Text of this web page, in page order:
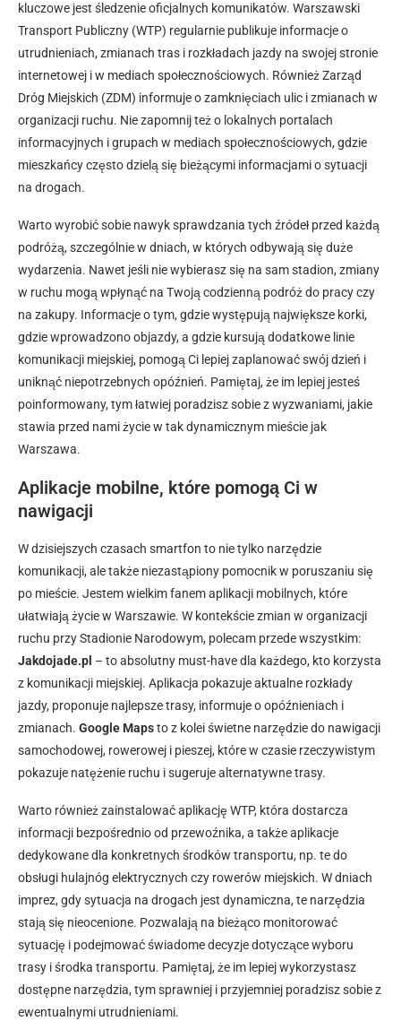
kluczowe jest śledzenie oficjalnych komunikatów. Warszawski
Transport Publiczny (WTP) regularnie publikuje informacje o
utrudnieniach, zmianach tras i rozkładach jazdy na swojej stronie
internetowej i w mediach społecznościowych. Również Zarząd
Dróg Miejskich (ZDM) informuje o zamknięciach ulic i zmianach w
organizacji ruchu. Nie zapomnij też o lokalnych portalach
informacyjnych i grupach w mediach społecznościowych, gdzie
mieszkańcy często dzielą się bieżącymi informacjami o sytuacji
na drogach.
Warto wyrobić sobie nawyk sprawdzania tych źródeł przed każdą
podróżą, szczególnie w dniach, w których odbywają się duże
wydarzenia. Nawet jeśli nie wybierasz się na sam stadion, zmiany
w ruchu mogą wpłynąć na Twoją codzienną podróż do pracy czy
na zakupy. Informacje o tym, gdzie występują największe korki,
gdzie wprowadzono objazdy, a gdzie kursują dodatkowe linie
komunikacji miejskiej, pomogą Ci lepiej zaplanować swój dzień i
uniknąć niepotrzebnych opóźnień. Pamiętaj, że im lepiej jesteś
poinformowany, tym łatwiej poradzisz sobie z wyzwaniami, jakie
stawia przed nami życie w tak dynamicznym mieście jak
Warszawa.
Aplikacje mobilne, które pomogą Ci w
nawigacji
W dzisiejszych czasach smartfon to nie tylko narzędzie
komunikacji, ale także niezastąpiony pomocnik w poruszaniu się
po mieście. Jestem wielkim fanem aplikacji mobilnych, które
ułatwiają życie w Warszawie. W kontekście zmian w organizacji
ruchu przy Stadionie Narodowym, polecam przede wszystkim:
Jakdojade.pl – to absolutny must-have dla każdego, kto korzysta
z komunikacji miejskiej. Aplikacja pokazuje aktualne rozkłady
jazdy, proponuje najlepsze trasy, informuje o opóźnieniach i
zmianach. Google Mapsto z kolei świetne narzędzie do nawigacji
samochodowej, rowerowej i pieszej, które w czasie rzeczywistym
pokazuje natężenie ruchu i sugeruje alternatywne trasy.
Warto również zainstalować aplikację WTP, która dostarcza
informacji bezpośrednio od przewoźnika, a także aplikacje
dedykowane dla konkretnych środków transportu, np. te do
obsługi hulajnóg elektrycznych czy rowerów miejskich. W dniach
imprez, gdy sytuacja na drogach jest dynamiczna, te narzędzia
stają się nieocenione. Pozwalają na bieżąco monitorować
sytuację i podejmować świadome decyzje dotyczące wyboru
trasy i środka transportu. Pamiętaj, że im lepiej wykorzystasz
dostępne narzędzia, tym sprawniej i przyjemniej poradzisz sobie z
ewentualnymi utrudnieniami.